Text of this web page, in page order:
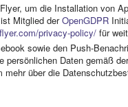
um die Installation von
Mitglied derOpenGDPR
privacy-policy/ für
sowie den Push-
Daten gemäß
mehr über die